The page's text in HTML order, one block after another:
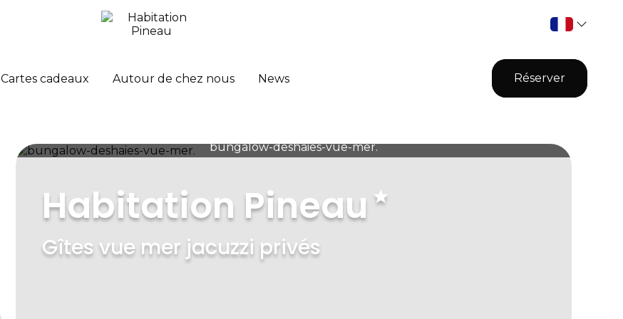
Cartes cadeaux Autour de chez nous News Réserver
Habitation Pineau
Gîtes vue mer jacuzzi privés
bungalow-deshaies-vue-mer.